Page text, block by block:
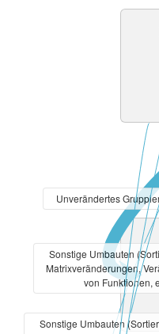
Unverändertes
Sonstige Umbauten
Matrixveränderungen,
von Funktionen,
Sonstige Umbauten